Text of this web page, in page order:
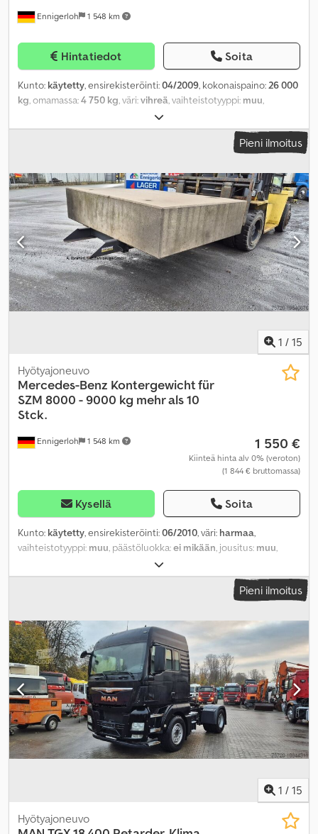
Ennigerloh 1 548 km
Hintatiedot Soita
Kunto: käytetty, ensirekisteröinti:04/2009, kokonaispaino:26 000
kg, omamassa:4 750 kg, väri:vihreä, vaihteistotyyppi: muu,
, maksimi kuormauspaino:
seuraava tarkastus (TÜV):01/2026, jousitus:ilma, kuormatilan
, eturenkaan
ohjaamo:muu, Varusteet:ABS,
Pieni ilmoitus
1 / 15
Ennigerloh 1 548 km
Hyötyajoneuvo
Mercedes-Benz Kontergewicht für
SZM 8000 - 9000 kg mehr als 10
Stck.
1 550 €
Kiinteä hinta alv 0% (veroton)
(1 844 € bruttomassa)
Kysellä Soita
Kunto: käytetty, ensirekisteröinti:06/2010, väri: harmaa,
vaihteistotyyppi: muu, päästöluokka:ei mikään, jousitus: muu,
Pieni ilmoitus
1 / 15
Hyötyajoneuvo